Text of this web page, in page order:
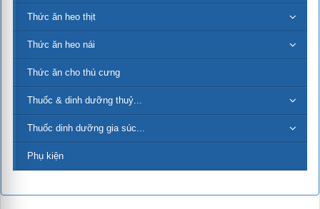
Thức ăn heo thịt
Thức ăn heo nái
Thức ăn cho thú cưng
Thuốc & dinh dưỡng thuỷ...
Thuốc dinh dưỡng gia súc...
Phụ kiện